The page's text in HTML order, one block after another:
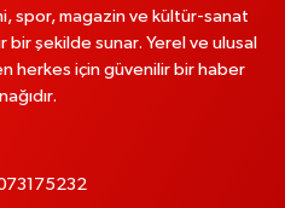
spor, magazin ve kültür-sanat
bir şekilde sunar. Yerel ve ulusal
herkes için güvenilir bir haber